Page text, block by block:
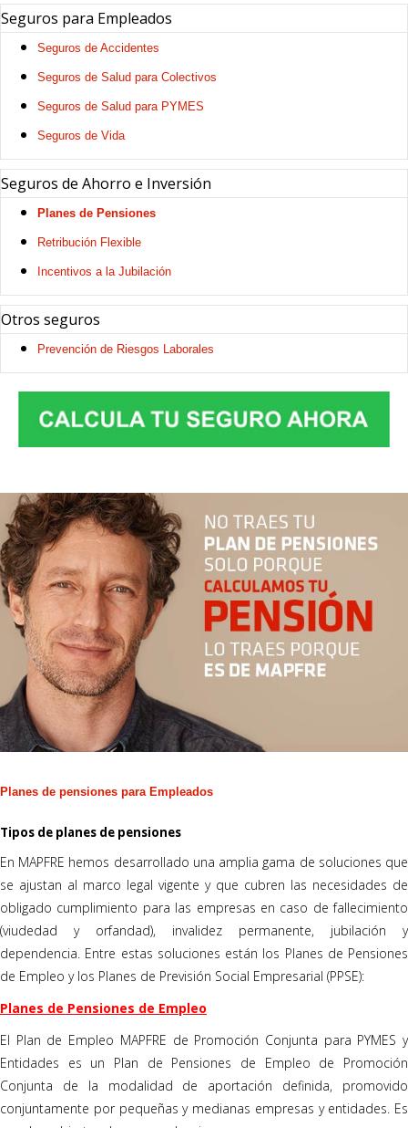
Seguros para Empleados
Seguros de Accidentes
Seguros de Salud para Colectivos
Seguros de Salud para PYMES
Seguros de Vida
Seguros de Ahorro e Inversión
Planes de Pensiones
Retribución Flexible
Incentivos a la Jubilación
Otros seguros
Prevención de Riesgos Laborales
Planes de pensiones para Empleados
Tipos de planes de pensiones
En MAPFRE hemos desarrollado una amplia gama de soluciones que
se ajustan al marco legal vigente y que cubren las necesidades de
obligado cumplimiento para las empresas en caso de fallecimiento
(viudedad y orfandad), invalidez permanente, jubilación y
dependencia. Entre estas soluciones están los Planes de Pensiones
de Empleo y los Planes de Previsión Social Empresarial (PPSE):
Planes de Pensiones de Empleo
El Plan de Empleo MAPFRE de Promoción Conjunta para PYMES y
Entidades es un Plan de Pensiones de Empleo de Promoción
Conjunta de la modalidad de aportación definida, promovido
conjuntamente por pequeñas y medianas empresas y entidades. Es